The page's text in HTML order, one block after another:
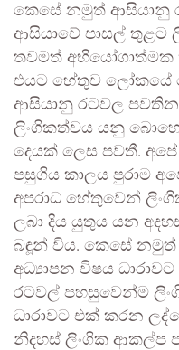
කෙසේ නමුත් ආසියානු
ආසියාවේ පාසල් තුළට
තවමත් අභියෝගාත්මක
එයට හේතුව ලෝකයේ
ආසියානු රටවල පවතින
ලිංගිකත්වය යනු
දෙයක් ලෙස පවතී.
පසුගිය කාලය පුරාම
අපරාධ හේතුවෙන්
ලබා දිය යුතුය යන
බඳූන් විය. කෙසේ නමුත්
අධ්‍යාපන විෂය
රටවල් පහසුවෙන්ම
ධාරාවට එක් කරන
නිදහස් ලිංගික ආකල්ප